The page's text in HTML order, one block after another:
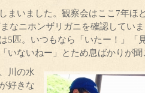
まいました。観察会はここ7年ほ
なニホンザリガニを確認してい
5匹。いつもなら「いたー！」「
ないねー」とため息ばかりが聞
川の水
好きな